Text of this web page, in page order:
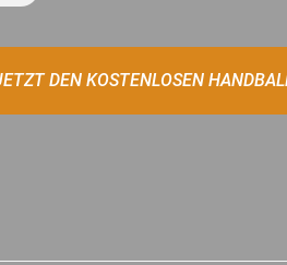
DEN KOSTENLOSEN